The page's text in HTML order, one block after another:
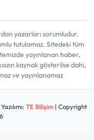
yazarları sorumludur.
tutulamaz. Sitedeki tüm
yayınlanan haber,
kaynak gösterilse dahi,
ve yayınlanamaz
TE Bilişim| Copyright